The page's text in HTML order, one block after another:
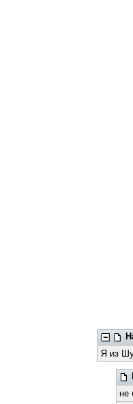
Я из
не